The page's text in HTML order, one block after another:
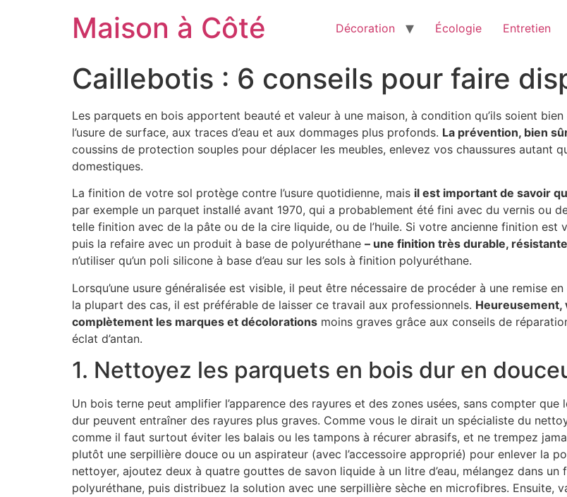
Maison à Côté Décoration Écologie Entretien
Caillebotis : 6 conseils pour faire
Les parquets en bois apportent beauté et valeur à une maison, à condition qu’ils soient
l’usure de surface, aux traces d’eau et aux dommages plus profonds. La prévention, bien
coussins de protection souples pour déplacer les meubles, enlevez vos chaussures autant
domestiques.
La finition de votre sol protège contre l’usure quotidienne, mais il est important de savoir
par exemple un parquet installé avant 1970, qui a probablement été fini avec du vernis ou
telle finition avec de la pâte ou de la cire liquide, ou de l’huile. Si votre ancienne finition
puis la refaire avec un produit à base de polyuréthane – une finition très durable,
n’utiliser qu’un poli silicone à base d’eau sur les sols à finition polyuréthane.
Lorsqu’une usure généralisée est visible, il peut être nécessaire de procéder à une remise
la plupart des cas, il est préférable de laisser ce travail aux professionnels. Heureusement,
complètement les marques et décolorations moins graves grâce aux conseils de
éclat d’antan.
1. Nettoyez les parquets en bois dur en
Un bois terne peut amplifier l’apparence des rayures et des zones usées, sans compter
dur peuvent entraîner des rayures plus graves. Comme vous le dirait un spécialiste du
comme il faut surtout éviter les balais ou les tampons à récurer abrasifs, et ne trempez
plutôt une serpillière douce ou un aspirateur (avec l’accessoire approprié) pour enlever la
nettoyer, ajoutez deux à quatre gouttes de savon liquide à un litre d’eau, mélangez dans
polyuréthane, puis distribuez la solution avec une serpillière sèche en microfibres. Ensuite,